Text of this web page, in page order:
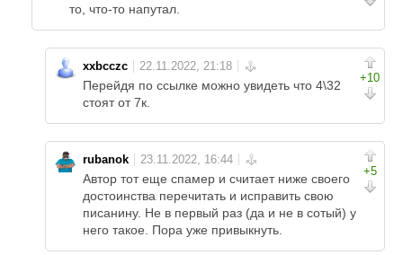
то, что-то напутал.
+10
xxbcczc
Перейдя по ссылке можно увидеть что 4\32
стоят от 7к.
+5
rubanok
Автор тот еще спамер и считает ниже своего
достоинства перечитать и исправить свою
писанину. Не в первый раз (да и не в сотый) у
него такое. Пора уже привыкнуть.